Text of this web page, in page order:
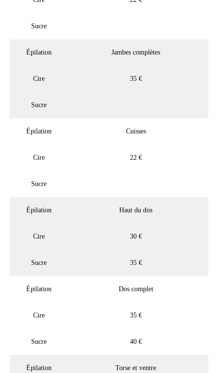
Sucre
Épilation Jambes complètes
Cire 35 €
Sucre
Épilation Cuisses
Cire 22 €
Sucre
Épilation Haut du dos
Cire 30 €
Sucre 35 €
Épilation Dos complet
Cire 35 €
Sucre 40 €
Épilation Torse et ventre